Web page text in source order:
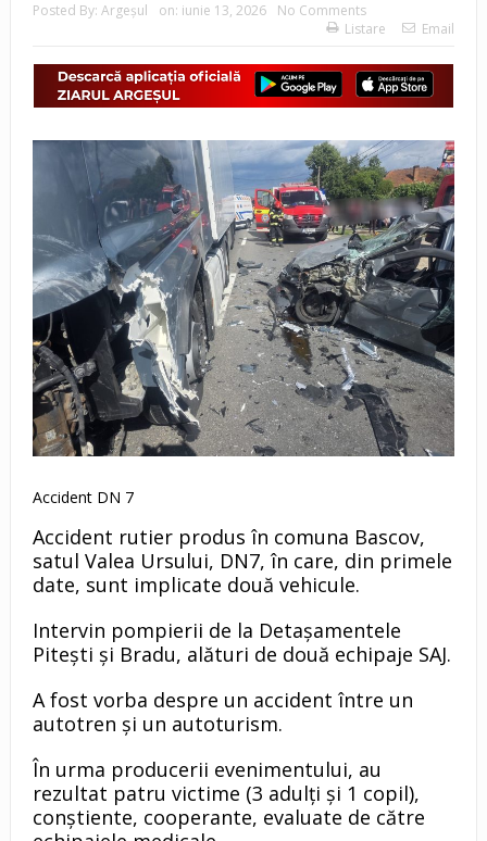
Posted By: Argeşul on: iunie 13, 2026
No Comments
Listare
Email
Accident DN 7
Accident rutier produs în comuna Bascov,
satul Valea Ursului, DN7, în care, din primele
date, sunt implicate două vehicule.
Intervin pompierii de la Detașamentele
Pitești și Bradu, alături de două echipaje SAJ.
A fost vorba despre un accident între un
autotren și un autoturism.
În urma producerii evenimentului, au
rezultat patru victime (3 adulți și 1 copil),
conștiente, cooperante, evaluate de către